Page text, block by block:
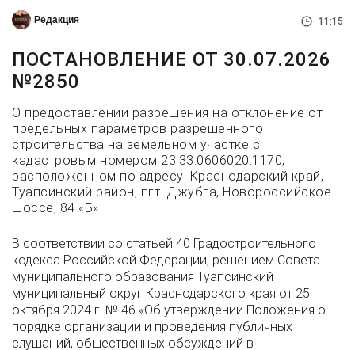
Редакция 11:15
ПОСТАНОВЛЕНИЕ ОТ 30.07.2026
№2850
О предоставлении разрешения на отклонение от
предельных параметров разрешенного
строительства на земельном участке с
кадастровым номером 23:33:0606020:1170,
расположенном по адресу: Краснодарский край,
Туапсинский район, пгт. Джубга, Новороссийское
шоссе, 84 «Б»
В соответствии со статьей 40 Градостроительного
кодекса Российской Федерации, решением Совета
муниципального образования Туапсинский
муниципальный округ Краснодарского края от 25
октября 2024 г. № 46 «Об утверждении Положения о
порядке организации и проведения публичных
слушаний, общественных обсуждений в